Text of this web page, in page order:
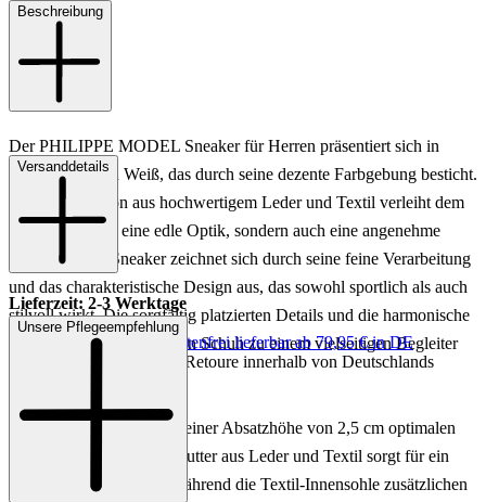
Beschreibung
Der PHILIPPE MODEL Sneaker für Herren präsentiert sich in
einem eleganten Weiß, das durch seine dezente Farbgebung besticht.
Die Kombination aus hochwertigem Leder und Textil verleiht dem
Schuh nicht nur eine edle Optik, sondern auch eine angenehme
Passform. Der Sneaker zeichnet sich durch seine feine Verarbeitung
und das charakteristische Design aus, das sowohl sportlich als auch
stilvoll wirkt. Die sorgfältig platzierten Details und die harmonische
Farbgebung machen diesen Schuh zu einem vielseitigen Begleiter
Dieser Sneaker bietet mit einer Absatzhöhe von 2,5 cm optimalen
Tragekomfort. Das Innenfutter aus Leder und Textil sorgt für ein
angenehmes Fußklima, während die Textil-Innensohle zusätzlichen
Versanddetails
Lieferzeit: 2-3 Werktage
Keine Versandkosten:
kostenfrei lieferbar ab 79,95 € in DE
Einfache und Kostenlose Retoure innerhalb von Deutschlands
Unsere Pflegeempfehlung